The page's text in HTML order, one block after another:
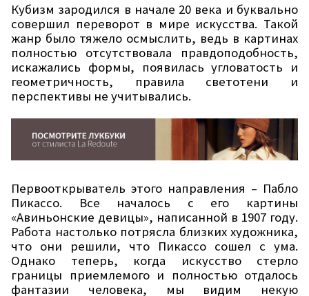
Кубизм зародился в начале 20 века и буквально
совершил переворот в мире искусства. Такой
жанр было тяжело осмыслить, ведь в картинах
полностью отсутствовала правдоподобность,
искажались формы, появилась угловатость и
геометричность, правила светотени и
перспективы не учитывались.
Первооткрыватель этого направления – Пабло
Пикассо. Все началось с его картины
«Авиньонские девицы», написанной в 1907 году.
Работа настолько потрясла близких художника,
что они решили, что Пикассо сошел с ума.
Однако теперь, когда искусство стерло
границы приемлемого и полностью отдалось
фантазии человека, мы видим некую